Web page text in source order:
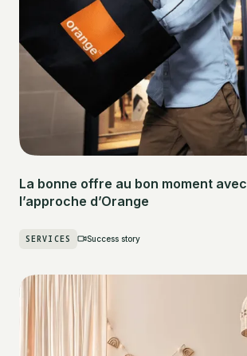
La bonne offre au bon moment avec
l’approche d’Orange
SERVICES Success story